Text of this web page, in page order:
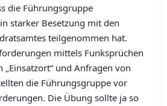
die Führungsgruppe
starker Besetzung mit den
teilgenommen hat.
mittels Funksprüchen
und Anfragen von
die Führungsgruppe vor
Die Übung sollte ja so